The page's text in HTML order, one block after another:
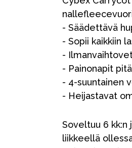
- Säädettävä
- Sopii kaikkiin
-
- Painonapit
- 4-suuntainen
- Heijastavat
Soveltuu 6 kk:n
liikkeellä